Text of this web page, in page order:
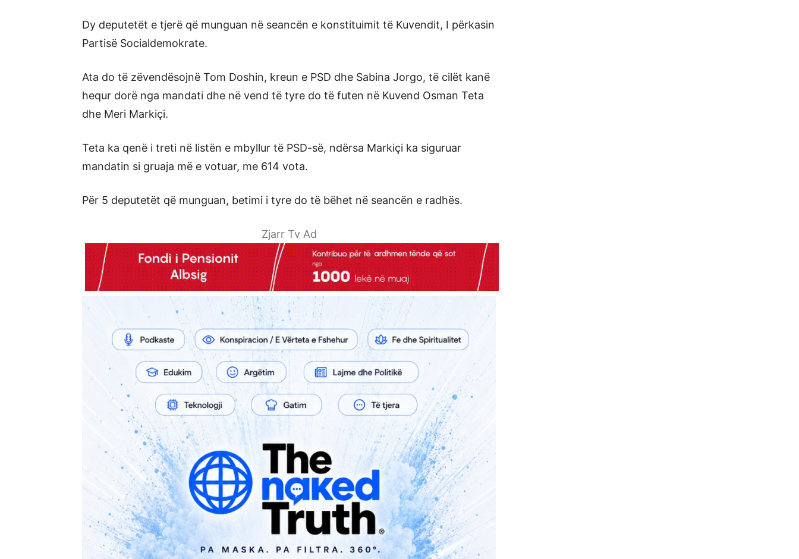
Dy deputetët e tjerë që munguan në seancën e konstituimit të Kuvendit, I përkasin
Partisë Socialdemokrate.
Ata do të zëvendësojnë Tom Doshin, kreun e PSD dhe Sabina Jorgo, të cilët kanë
hequr dorë nga mandati dhe në vend të tyre do të futen në Kuvend Osman Teta
dhe Meri Markiçi.
Teta ka qenë i treti në listën e mbyllur të PSD-së, ndërsa Markiçi ka siguruar
mandatin si gruaja më e votuar, me 614 vota.
Për 5 deputetët që munguan, betimi i tyre do të bëhet në seancën e radhës.
Zjarr Tv Ad